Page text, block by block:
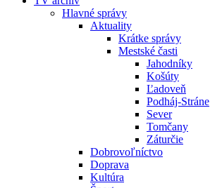
Hlavné správy
Aktuality
Krátke správy
Mestské časti
Jahodníky
Košúty
Ľadoveň
Podháj-Stráne
Sever
Tomčany
Záturčie
Dobrovoľníctvo
Doprava
Kultúra